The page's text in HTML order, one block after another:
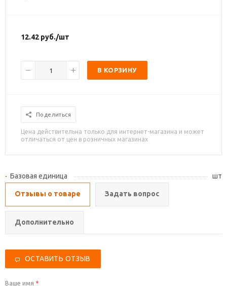
12.42 руб./шт
В КОРЗИНУ
Поделиться
Цена действительна только для интернет-магазина и может
отличаться от цен в розничных магазинах
Базовая единица шт
Отзывы о товаре Задать вопрос
Дополнительно
ОСТАВИТЬ ОТЗЫВ
Ваше имя *